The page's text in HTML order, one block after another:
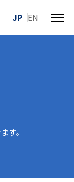
JP EN
メ
ニ
す。